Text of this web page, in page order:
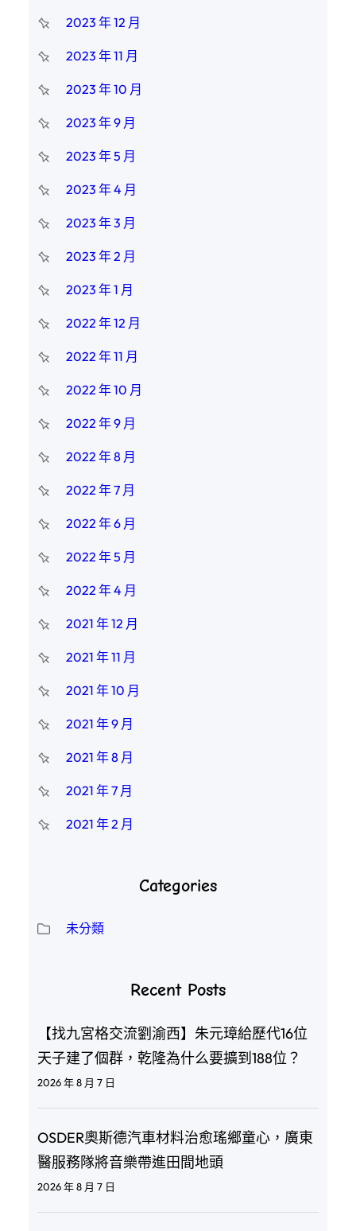
2023 年 12 月
2023 年 11 月
2023 年 10 月
2023 年 9 月
2023 年 5 月
2023 年 4 月
2023 年 3 月
2023 年 2 月
2023 年 1 月
2022 年 12 月
2022 年 11 月
2022 年 10 月
2022 年 9 月
2022 年 8 月
2022 年 7 月
2022 年 6 月
2022 年 5 月
2022 年 4 月
2021 年 12 月
2021 年 11 月
2021 年 10 月
2021 年 9 月
2021 年 8 月
2021 年 7 月
2021 年 2 月
Categories
未分類
Recent Posts
【找九宮格交流劉渝西】朱元璋給歷代16位
天子建了個群，乾隆為什么要擴到188位？
2026 年 8 月 7 日
OSDER奧斯德汽車材料治愈瑤鄉童心，廣東
醫服務隊將音樂帶進田間地頭
2026 年 8 月 7 日